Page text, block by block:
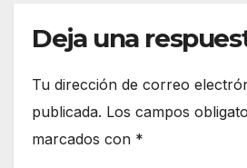
Deja una
Tu dirección de correo
publicada. Los campos
marcados con *